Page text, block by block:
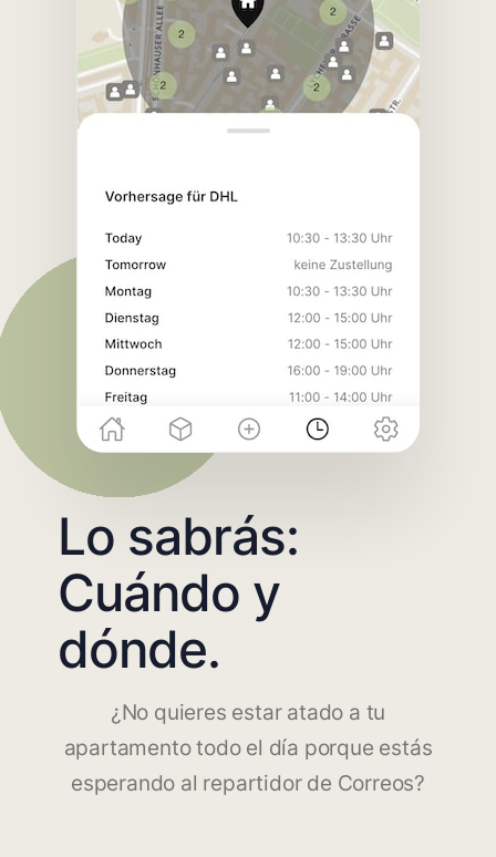
Lo sabrás:
Cuándo y
dónde.
¿No quieres estar atado a tu
apartamento todo el día porque estás
esperando al repartidor de Correos?